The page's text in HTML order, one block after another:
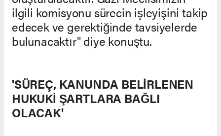
ilgili komisyonu sürecin işleyişini takip
edecek ve gerektiğinde tavsiyelerde
bulunacaktır" diye konuştu.
'SÜREÇ, KANUNDA BELİRLENEN
HUKUKİ ŞARTLARA BAĞLI
OLACAK'